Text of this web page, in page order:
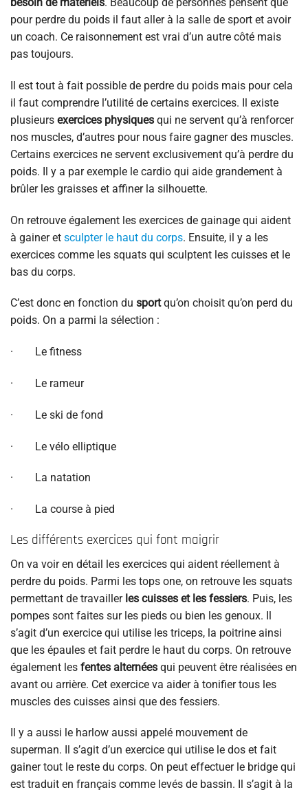
pour perdre du poids il faut aller à la salle de sport et avoir
un coach. Ce raisonnement est vrai d’un autre côté mais
pas toujours.
Il est tout à fait possible de perdre du poids mais pour cela
il faut comprendre l’utilité de certains exercices. Il existe
plusieurs exercices physiques qui ne servent qu’à renforcer
nos muscles, d’autres pour nous faire gagner des muscles.
Certains exercices ne servent exclusivement qu’à perdre du
poids. Il y a par exemple le cardio qui aide grandement à
brûler les graisses et affiner la silhouette.
On retrouve également les exercices de gainage qui aident
à gainer et sculpter le haut du corps. Ensuite, il y a les
exercices comme les squats qui sculptent les cuisses et le
bas du corps.
C’est donc en fonction du sportqu’on choisit qu’on perd du
poids. On a parmi la sélection :
· Le fitness
· Le rameur
· Le ski de fond
· Le vélo elliptique
· La natation
· La course à pied
Les différents exercices qui font maigrir
On va voir en détail les exercices qui aident réellement à
perdre du poids. Parmi les tops one, on retrouve les squats
permettant de travailler les cuisses et les fessiers. Puis, les
pompes sont faites sur les pieds ou bien les genoux. Il
s’agit d’un exercice qui utilise les triceps, la poitrine ainsi
que les épaules et fait perdre le haut du corps. On retrouve
également les fentes alternées qui peuvent être réalisées en
avant ou arrière. Cet exercice va aider à tonifier tous les
muscles des cuisses ainsi que des fessiers.
Il y a aussi le harlow aussi appelé mouvement de
superman. Il s’agit d’un exercice qui utilise le dos et fait
gainer tout le reste du corps. On peut effectuer le bridge qui
est traduit en français comme levés de bassin. Il s’agit à la